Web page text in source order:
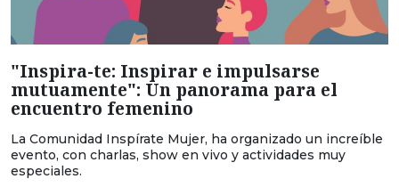
"Inspira-te: Inspirar e impulsarse
mutuamente": Un panorama para el
encuentro femenino
La Comunidad Inspírate Mujer, ha organizado un increíble
evento, con charlas, show en vivo y actividades muy
especiales.